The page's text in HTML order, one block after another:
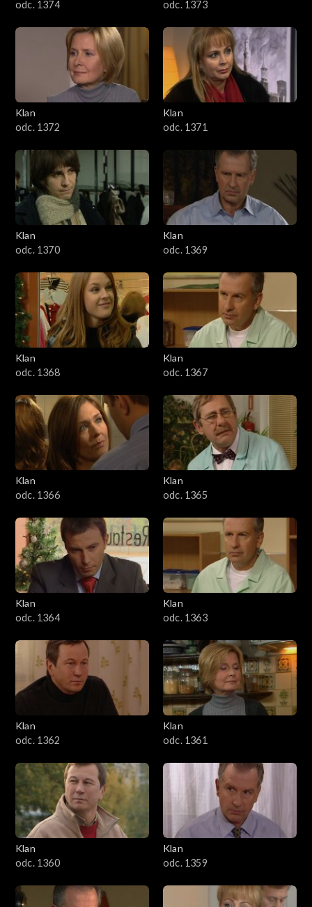
odc. 1374 odc. 1373
Klan
odc. 1372
Klan
odc. 1371
Klan
odc. 1370
Klan
odc. 1369
Klan
odc. 1368
Klan
odc. 1367
Klan
odc. 1366
Klan
odc. 1365
Klan
odc. 1364
Klan
odc. 1363
Klan
odc. 1362
Klan
odc. 1361
Klan
odc. 1360
Klan
odc. 1359